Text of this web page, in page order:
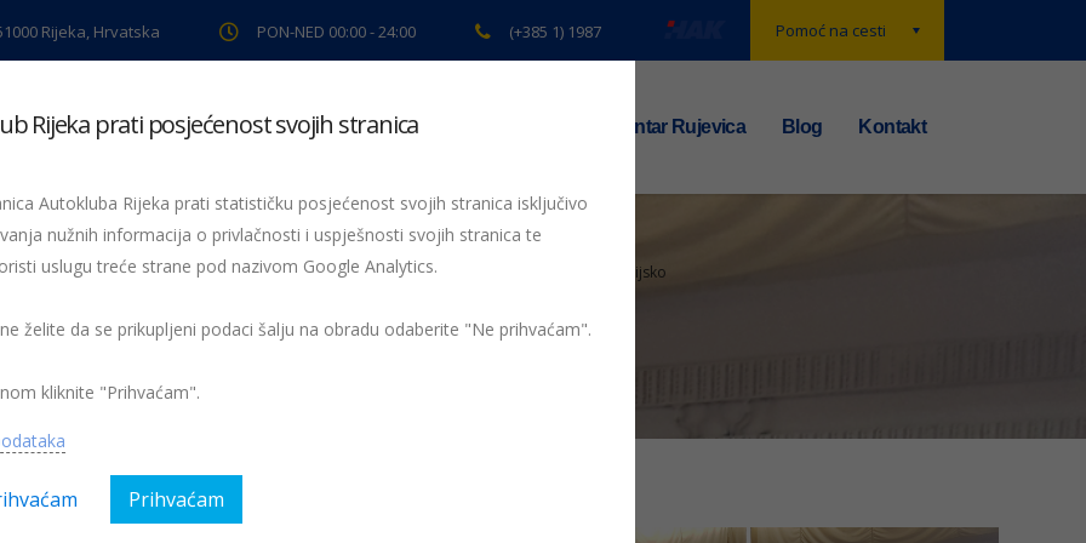
Pomoć na cesti
Rijeka, Hrvatska PON-NED 00:00 - 24:00 (+385 1) 1987
pregled Pomoć na cesti Servis Preventiva TS centar Rujevica Blog Kontakt
Održano 27. županijsko natjecanje Sigurno u prometu Sigurno u prometu 2019 županijsko
županijsko
Rijeka prati posjećenost svojih stranica
Autokluba Rijeka prati statističku posjećenost svojih stranica isključivo
nužnih informacija o privlačnosti i uspješnosti svojih stranica te
uslugu treće strane pod nazivom Google Analytics.
želite da se prikupljeni podaci šalju na obradu odaberite "Ne prihvaćam".
kliknite "Prihvaćam".
Prihvaćam